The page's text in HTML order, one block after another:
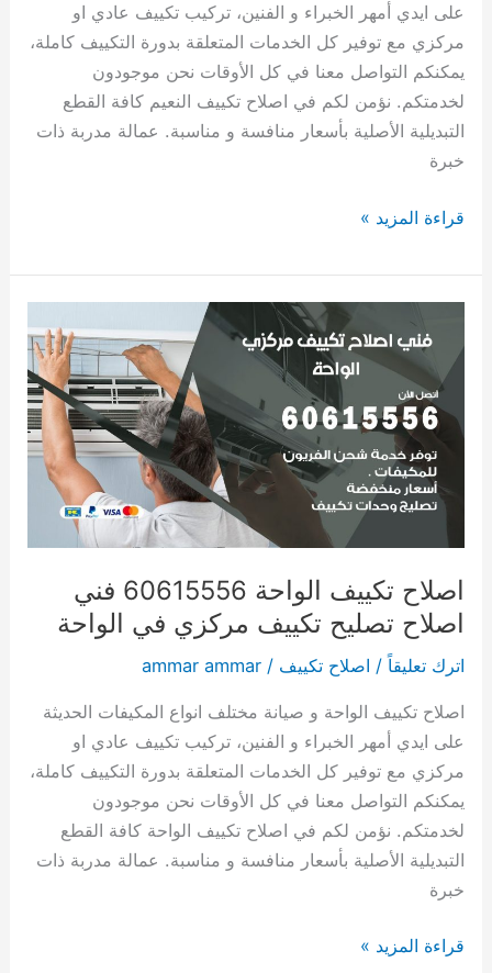
على ايدي أمهر الخبراء و الفنين، تركيب تكييف عادي او
مركزي مع توفير كل الخدمات المتعلقة بدورة التكييف كاملة،
يمكنكم التواصل معنا في كل الأوقات نحن موجودون
لخدمتكم. نؤمن لكم في اصلاح تكييف النعيم كافة القطع
التبديلية الأصلية بأسعار منافسة و مناسبة. عمالة مدربة ذات
خبرة
قراءة المزيد »
اصلاح تكييف الواحة 60615556 فني
اصلاح تصليح تكييف مركزي في الواحة
اترك تعليقاً / اصلاح تكييف /
ammar ammar
اصلاح تكييف الواحة و صيانة مختلف انواع المكيفات الحديثة
على ايدي أمهر الخبراء و الفنين، تركيب تكييف عادي او
مركزي مع توفير كل الخدمات المتعلقة بدورة التكييف كاملة،
يمكنكم التواصل معنا في كل الأوقات نحن موجودون
لخدمتكم. نؤمن لكم في اصلاح تكييف الواحة كافة القطع
التبديلية الأصلية بأسعار منافسة و مناسبة. عمالة مدربة ذات
خبرة
تكييف
الواحة
60615556
فني
اصلاح
تصليح
مركزي
في
الواحة
قراءة المزيد »